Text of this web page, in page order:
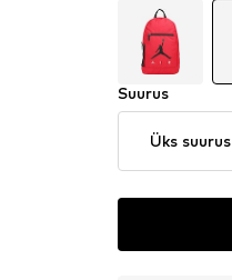
Suurus
Üks suurus